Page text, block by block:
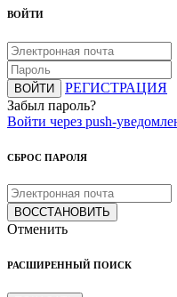
ВОЙТИ
ВОЙТИ
РЕГИСТРАЦИЯ
Забыл пароль?
Войти через push-
СБРОС ПАРОЛЯ
ВОССТАНОВИТЬ
Отменить
РАСШИРЕННЫЙ ПОИСК